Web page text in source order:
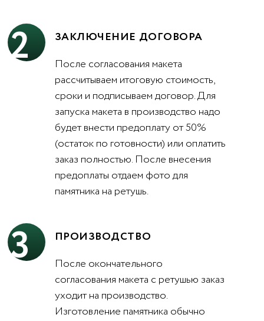
2
ЗАКЛЮЧЕНИЕ ДОГОВОРА
После согласования макета
рассчитываем итоговую стоимость,
сроки и подписываем договор. Для
запуска макета в производство надо
будет внести предоплату от 50%
(остаток по готовности) или оплатить
заказ полностью. После внесения
предоплаты отдаем фото для
памятника на ретушь.
3
ПРОИЗВОДСТВО
После окончательного
согласования макета с ретушью заказ
уходит на производство.
Изготовление памятника обычно